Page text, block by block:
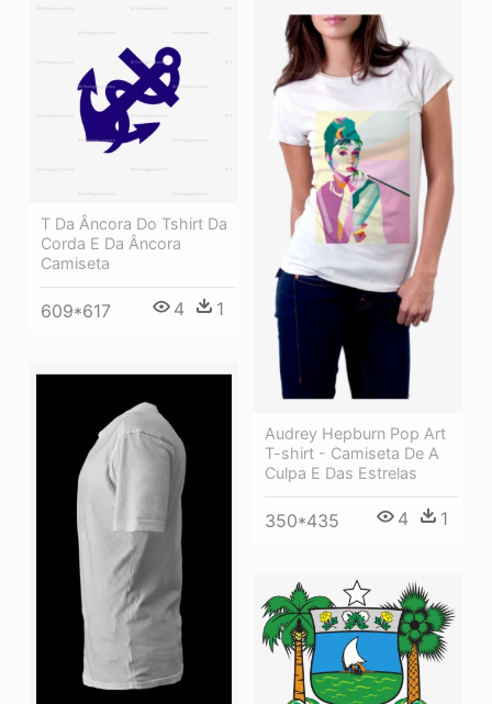
T Da Âncora Do Tshirt Da
Corda E Da Âncora
Camiseta
609*617 4 1
Audrey Hepburn Pop Art
T-shirt - Camiseta De A
Culpa E Das Estrelas
350*435 4 1